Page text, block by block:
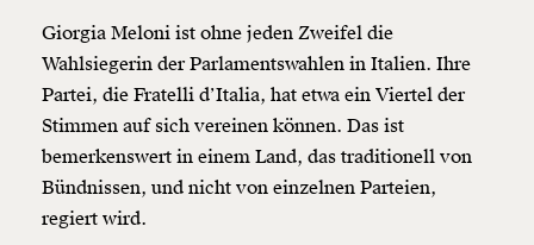
Giorgia Meloni ist ohne jeden Zweifel die
Wahlsiegerin der Parlamentswahlen in Italien. Ihre
Partei, die Fratelli d’Italia, hat etwa ein Viertel der
Stimmen auf sich vereinen können. Das ist
bemerkenswert in einem Land, das traditionell von
Bündnissen, und nicht von einzelnen Parteien,
regiert wird.